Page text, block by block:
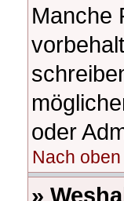
Manche
oder
Nach oben
»